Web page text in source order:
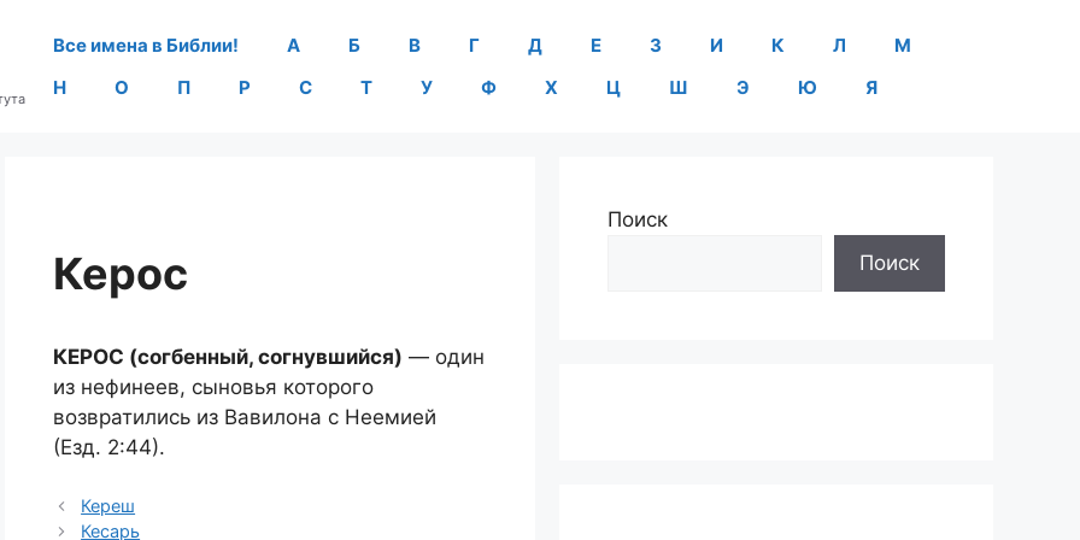
Все имена в Библии! А Б В Г Д Е З И К Л
М
Н
О П Р С Т У Ф Х Ц Ш Э Ю Я
Керос
КЕРОС (согбенный, согнувшийся) — один
из нефинеев, сыновья которого
возвратились из Вавилона с Неемией
(Езд. 2:44).
Кереш
Кесарь
Поиск
Поиск